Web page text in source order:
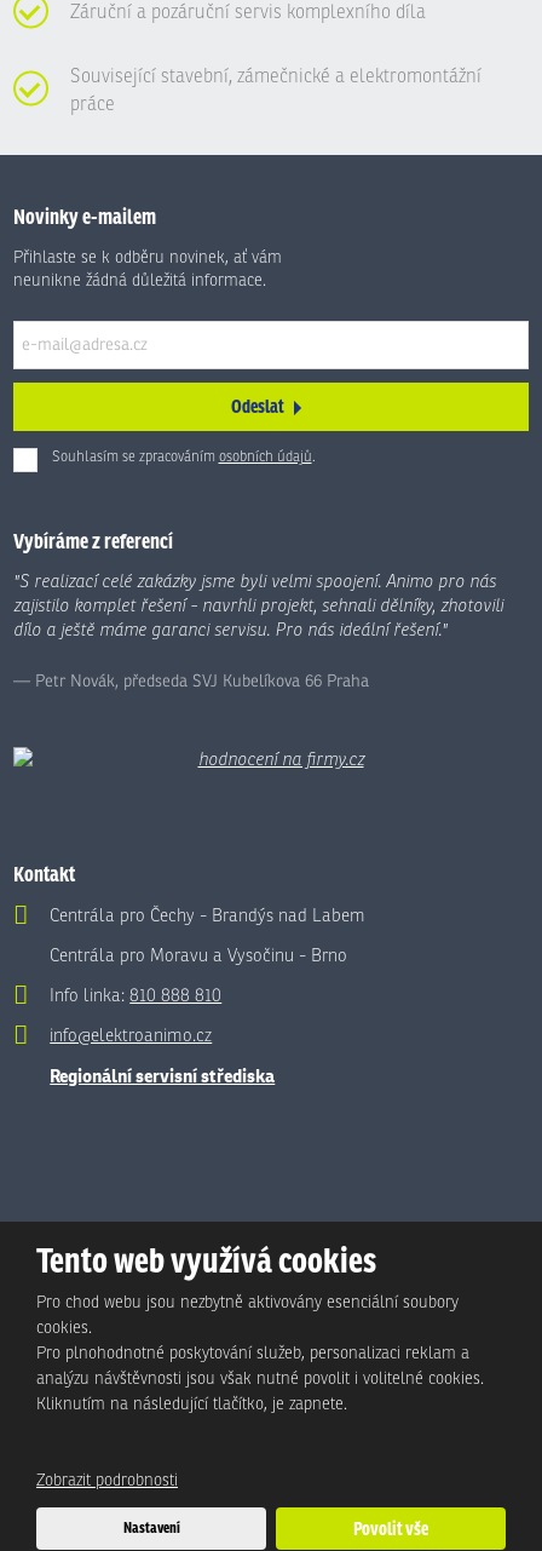
Záruční a pozáruční servis komplexního díla
Související stavební, zámečnické a elektromontážní
práce
Novinky e-mailem
Přihlaste se k odběru novinek, ať vám
neunikne žádná důležitá informace.
Odeslat
Souhlasím se zpracováním osobních údajů.
Formulář
nepodařilo
odeslat.
Vybíráme z referencí
"S realizací celé zakázky jsme byli velmi spoojení. Animo pro nás
zajistilo komplet řešení - navrhli projekt, sehnali dělníky, zhotovili
dílo a ještě máme garanci servisu. Pro nás ideální řešení."
Petr Novák, předseda SVJ Kubelíkova 66 Praha
Kontakt
Centrála pro Čechy - Brandýs nad Labem
Centrála pro Moravu a Vysočinu - Brno
Info linka:810 888 810
info@elektroanimo.cz
Regionální servisní střediska
© Animo Bohemia s.r.o., 2026, vytvořila eBRÁNA s.r.o.
Mapa stránek|Podmínky použití|Ochrana osobních údajů
Tento web je chráněn pomocí Google ReCAPTCHA a platí pro něj
zásady ochrany osobních údajů
smluvní podmínky společnosti Google.
Tento web využívá cookies
Pro chod webu jsou nezbytně aktivovány esenciální soubory
cookies.
Pro plnohodnotné poskytování služeb, personalizaci reklam a
analýzu návštěvnosti jsou však nutné povolit i volitelné cookies.
Kliknutím na následující tlačítko, je zapnete.
Zobrazit podrobnosti
Nastavení Povolit vše